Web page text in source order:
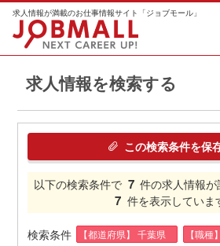
求人情報が満載のお仕事情報サイト「ジョブモール」
求人情報を検索する
この検索条件を保
以下の検索条件で 7 件の求人情報が
7 件を表示していま
検索条件 【都道府県】 千葉県 【職